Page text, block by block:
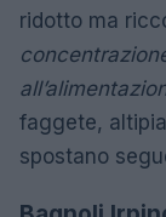
ridotto ma
faggete,
spostano